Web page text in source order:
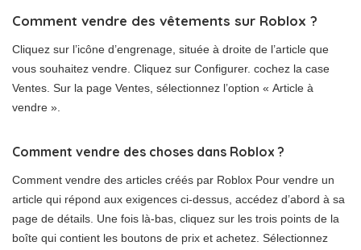
Comment vendre des vêtements sur Roblox ?
Cliquez sur l’icône d’engrenage, située à droite de l’article que
vous souhaitez vendre. Cliquez sur Configurer. cochez la case
Ventes. Sur la page Ventes, sélectionnez l’option « Article à
vendre ».
Comment vendre des choses dans Roblox ?
Comment vendre des articles créés par Roblox Pour vendre un
article qui répond aux exigences ci-dessus, accédez d’abord à sa
page de détails. Une fois là-bas, cliquez sur les trois points de la
boîte qui contient les boutons de prix et achetez. Sélectionnez